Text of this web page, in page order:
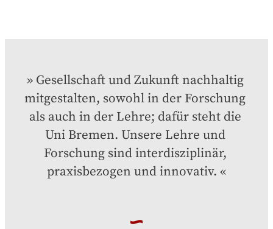
Gesellschaft und Zukunft nachhaltig
mitgestalten, sowohl in der Forschung
als auch in der Lehre; dafür steht die
Uni Bremen. Unsere Lehre und
Forschung sind interdisziplinär,
praxisbezogen und innovativ.